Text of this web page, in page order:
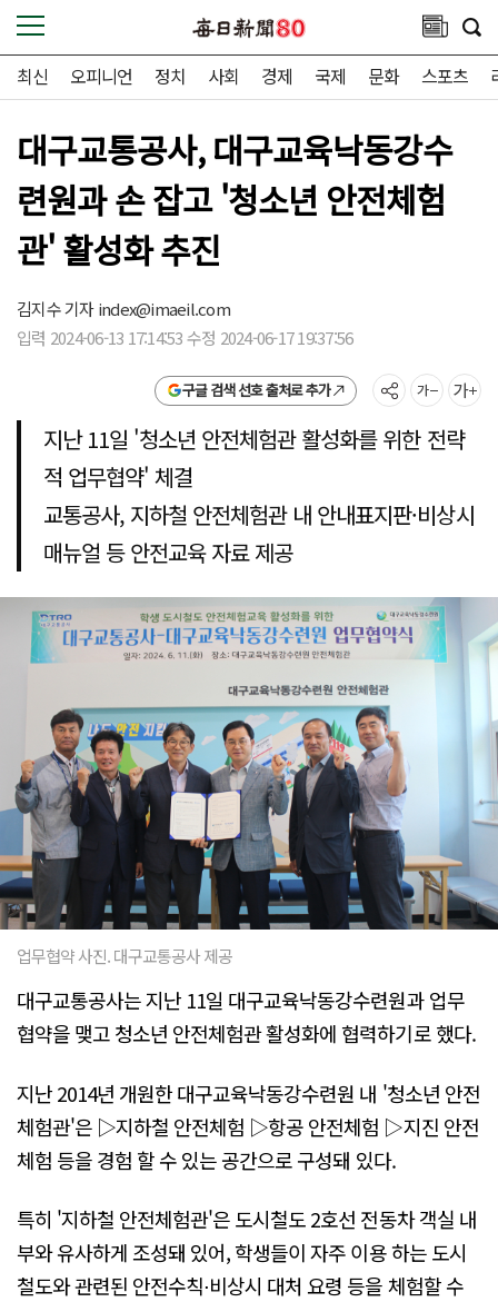
최신 오피니언 정치 사회 경제 국제 문화 스포츠
대구교통공사, 대구교육낙동강수
련원과 손 잡고 '청소년 안전체험
관' 활성화 추진
김지수 기자index@imaeil.com
입력 2024-06-13 17:14:53 수정 2024-06-17 19:37:56
구글 검색 선호 출처로 추가
지난 11일 '청소년 안전체험관 활성화를 위한 전략
적 업무협약' 체결
교통공사, 지하철 안전체험관 내 안내표지판·비상시
매뉴얼 등 안전교육 자료 제공
업무협약 사진. 대구교통공사 제공
대구교통공사는 지난 11일 대구교육낙동강수련원과 업무
협약을 맺고 청소년 안전체험관 활성화에 협력하기로 했다.
지난 2014년 개원한 대구교육낙동강수련원 내 '청소년 안전
체험관'은 ▷지하철 안전체험 ▷항공 안전체험 ▷지진 안전
체험 등을 경험 할 수 있는 공간으로 구성돼 있다.
특히 '지하철 안전체험관'은 도시철도 2호선 전동차 객실 내
부와 유사하게 조성돼 있어, 학생들이 자주 이용 하는 도시
철도와 관련된 안전수칙⋅비상시 대처 요령 등을 체험할 수